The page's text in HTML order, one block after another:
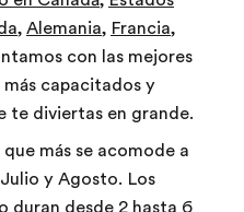
, Alemania, Francia,
con las mejores
más capacitados y
te diviertas en grande.
más se acomode a
y Agosto. Los
duran desde 2 hasta 6